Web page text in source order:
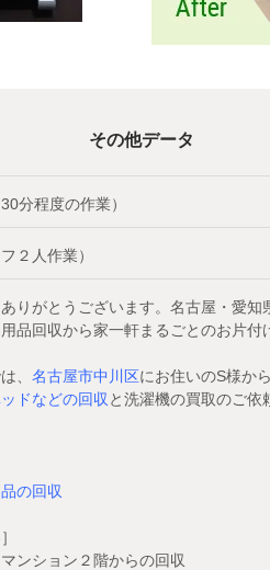
その他データ
分程度の作業）
２人作業）
りがとうございます。名古屋・愛
品回収から家一軒まるごとのお片
、 名古屋市中川区にお住いのS様か
ドなどの回収 と洗濯機の買取のご依
の回収
ンション２階からの回収